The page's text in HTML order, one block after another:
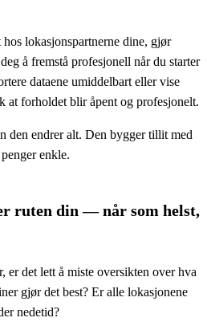
lokasjonspartnerne dine, gjør
å fremstå profesjonell når du starter
dataene umiddelbart eller vise
at forholdet blir åpent og profesjonelt.
den endrer alt. Den bygger tillit med
enkle.
ruten din — når som helst,
er det lett å miste oversikten over hva
gjør det best? Er alle lokasjonene
nedetid?